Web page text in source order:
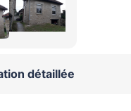
détaillée